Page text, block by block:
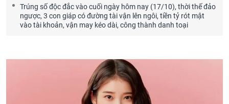
Trúng số độc đắc vào cuối ngày hôm nay (17/10), thời thế đảo
ngược, 3 con giáp có đường tài vận lên ngôi, tiền tỷ rót mật
vào tài khoản, vận may kéo dài, công thành danh toại